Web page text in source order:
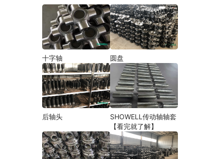
十字轴 圆盘
后轴头
SHOWELL传动轴轴套
【看完就了解】